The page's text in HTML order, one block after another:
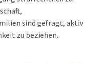
sind gefragt, aktiv
zu beziehen.